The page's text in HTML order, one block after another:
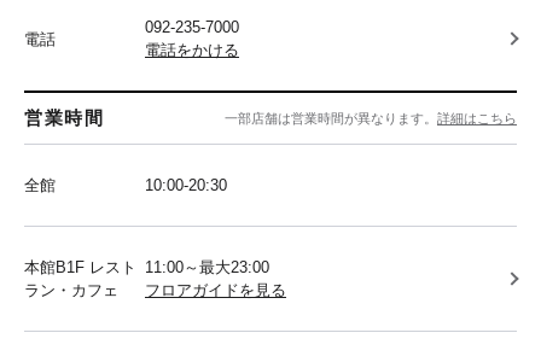
電話
092-235-7000
電話をかける
営業時間 一部店舗は営業時間が異なります。 詳細はこちら
全館 10:00-20:30
本館B1F レスト
ラン・カフェ
11:00～最大23:00
フロアガイドを見る